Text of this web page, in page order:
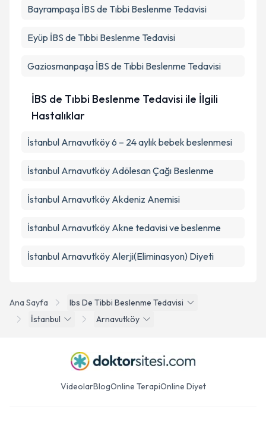
Ana Sayfa
Ibs De Tibbi Beslenme Tedavisi
İstanbul
Arnavutköy
Bayrampaşa İBS de Tıbbi Beslenme Tedavisi
Eyüp İBS de Tıbbi Beslenme Tedavisi
Gaziosmanpaşa İBS de Tıbbi Beslenme Tedavisi
İBS de Tıbbi Beslenme Tedavisi ile İlgili
Hastalıklar
İstanbul Arnavutköy 6 – 24 aylık bebek beslenmesi
İstanbul Arnavutköy Adölesan Çağı Beslenme
İstanbul Arnavutköy Akdeniz Anemisi
İstanbul Arnavutköy Akne tedavisi ve beslenme
İstanbul Arnavutköy Alerji(Eliminasyon) Diyeti
VideolarBlogOnline TerapiOnline Diyet